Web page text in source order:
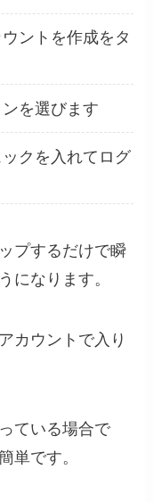
ントを作成をタ
を選びます
クを入れてログ
プするだけで瞬
になります。
カウントで入り
ている場合で
単です。